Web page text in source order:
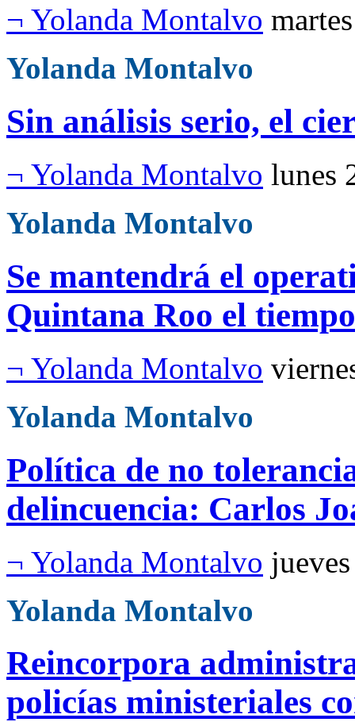
¬ Yolanda Montalvo
Yolanda Montalvo
Sin análisis serio, el
¬ Yolanda Montalvo lunes
Yolanda Montalvo
Se mantendrá el
Quintana Roo el
¬ Yolanda Montalvo
Yolanda Montalvo
Política de no
delincuencia: Carlos
¬ Yolanda Montalvo
Yolanda Montalvo
Reincorpora
policías ministeriales